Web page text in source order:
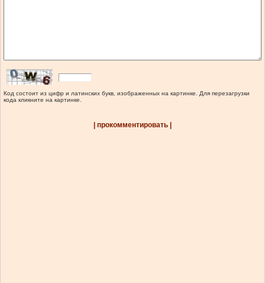
Код состоит из цифр и латинских букв, изображенных на картинке. Для перезагрузки
кода кликните на картинке.
| прокомментировать |